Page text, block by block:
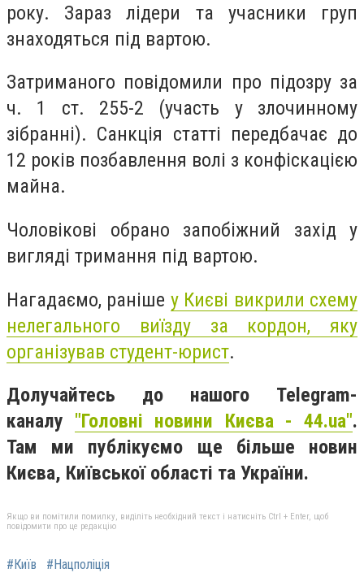
року. Зараз лідери та учасники груп
знаходяться під вартою.
Затриманого повідомили про підозру за
ч. 1 ст. 255-2 (участь у злочинному
зібранні). Санкція статті передбачає до
12 років позбавлення волі з конфіскацією
майна.
Чоловікові обрано запобіжний захід у
вигляді тримання під вартою.
Нагадаємо, раніше у Києві викрили схему
нелегального виїзду за кордон, яку
організував студент-юрист.
Долучайтесь до нашого Telegram-
каналу "Головні новини Києва - 44.ua".
Там ми публікуємо ще більше новин
Києва, Київської області та України.
Якщо ви помітили помилку, виділіть необхідний текст і натисніть Ctrl + Enter, щоб
повідомити про це редакцію
#Київ #Нацполіція